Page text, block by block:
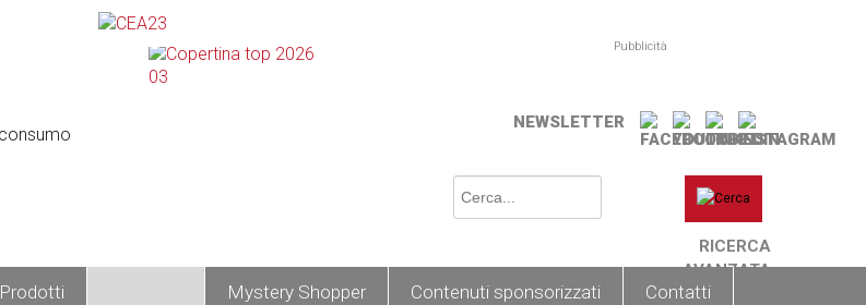
Pubblicità
NEWSLETTER
RICERCA
AVANZATA
Prodotti Mystery Shopper Contenuti sponsorizzati Contatti